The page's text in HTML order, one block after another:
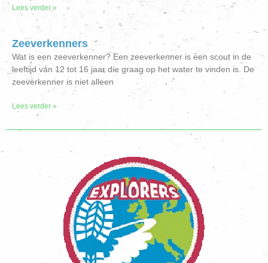
Lees verder »
Zeeverkenners
Wat is een zeeverkenner? Een zeeverkenner is een scout in de
leeftijd van 12 tot 16 jaar die graag op het water te vinden is. De
zeeverkenner is niet alleen
Lees verder »